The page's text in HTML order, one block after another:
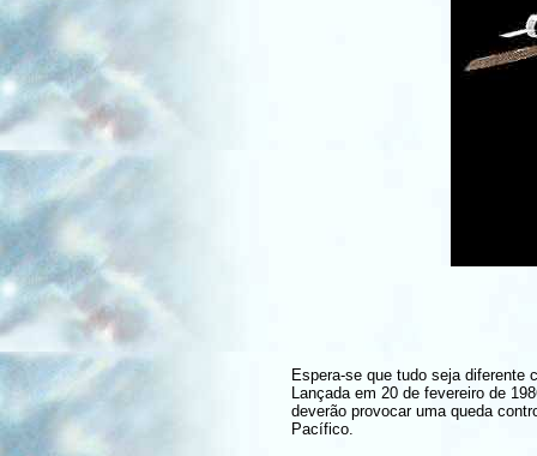
Espera-se que tudo seja
Lançada em 20 de fevereiro de
deverão provocar uma queda
Pacífico.